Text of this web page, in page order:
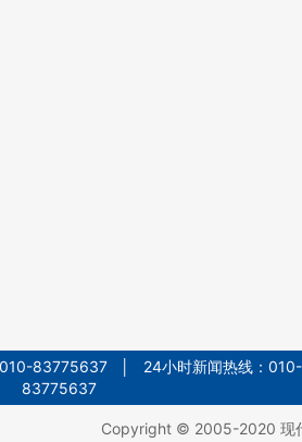
010-83775637 │ 24小时新闻热线：010-
83775637
Copyright © 2005-2020 现